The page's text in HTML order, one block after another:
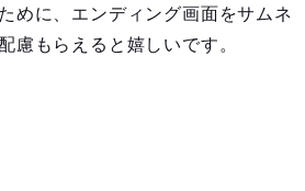
めに、エンディング画面をサムネ
慮もらえると嬉しいです。